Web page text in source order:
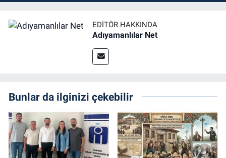
EDITÖR HAKKINDA
Adıyamanlılar Net
Bunlar da ilginizi çekebilir